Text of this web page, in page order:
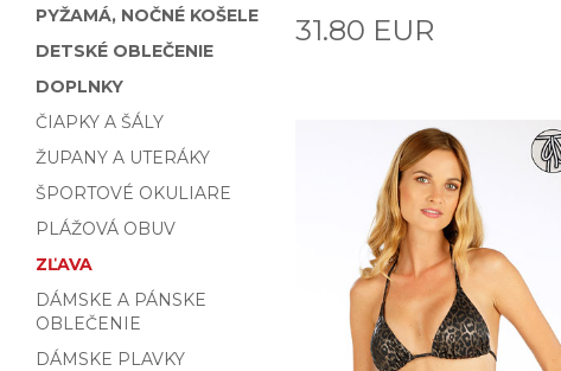
PYŽAMÁ, NOČNÉ KOŠELE
DETSKÉ OBLEČENIE
DOPLNKY
ČIAPKY A ŠÁLY
ŽUPANY A UTERÁKY
ŠPORTOVÉ OKULIARE
PLÁŽOVÁ OBUV
ZĽAVA
DÁMSKE A PÁNSKE
OBLEČENIE
DÁMSKE PLAVKY
31.80 EUR